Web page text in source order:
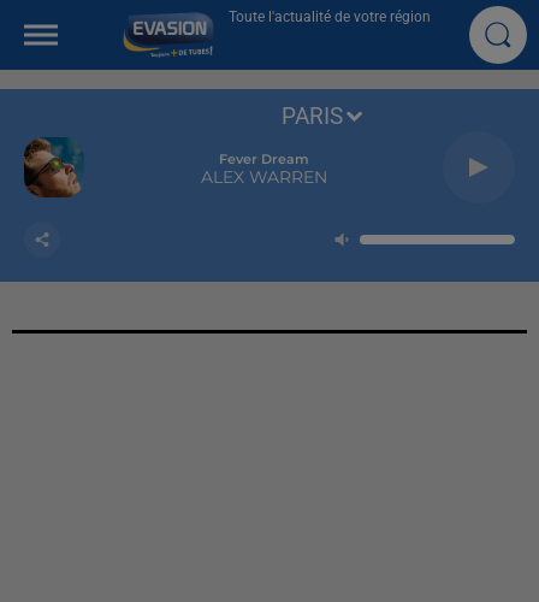
Toute l'actualité de votre région
Fever Dream
ALEX WARREN
PARIS